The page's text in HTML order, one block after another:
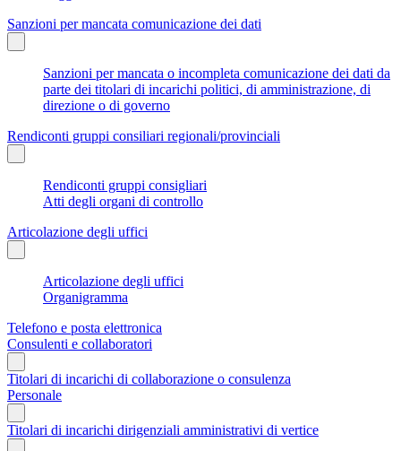
Sanzioni per mancata comunicazione dei dati
Sanzioni per mancata o incompleta comunicazione dei dati da
parte dei titolari di incarichi politici, di amministrazione, di
direzione o di governo
Rendiconti gruppi consiliari regionali/provinciali
Rendiconti gruppi consigliari
Atti degli organi di controllo
Articolazione degli uffici
Articolazione degli uffici
Organigramma
Telefono e posta elettronica
Consulenti e collaboratori
Titolari di incarichi di collaborazione o consulenza
Personale
Titolari di incarichi dirigenziali amministrativi di vertice